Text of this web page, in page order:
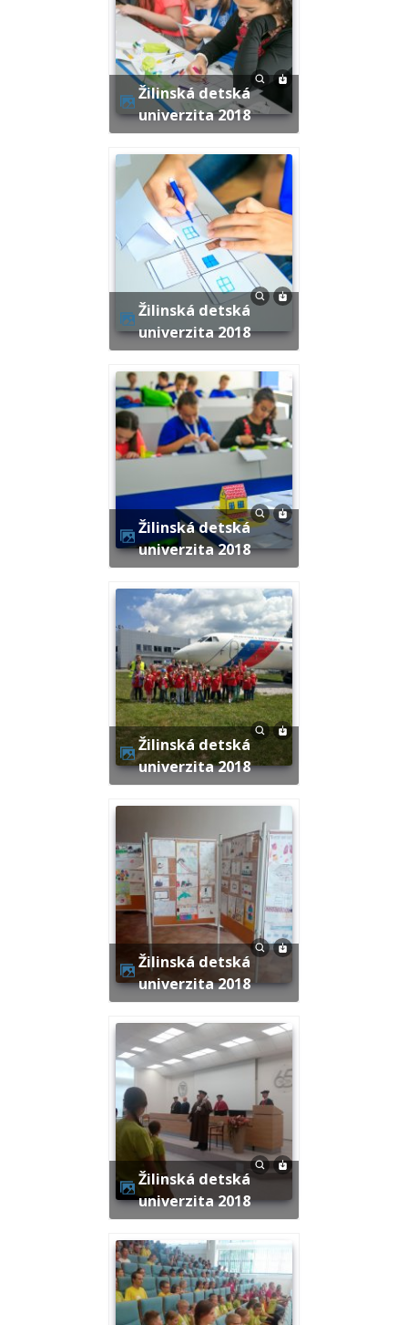
Žilinská detská
univerzita 2018
Žilinská detská
univerzita 2018
Žilinská detská
univerzita 2018
Žilinská detská
univerzita 2018
Žilinská detská
univerzita 2018
Žilinská detská
univerzita 2018